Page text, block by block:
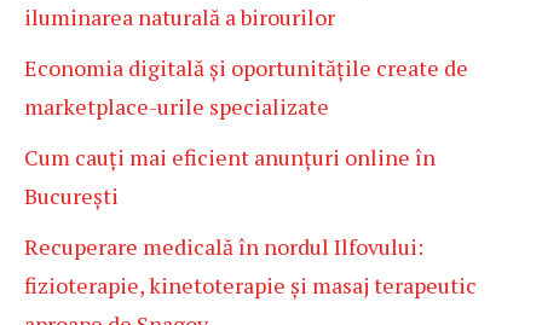
iluminarea naturală a birourilor
Economia digitală și oportunitățile create de
marketplace-urile specializate
Cum cauți mai eficient anunțuri online în
București
Recuperare medicală în nordul Ilfovului:
fizioterapie, kinetoterapie și masaj terapeutic